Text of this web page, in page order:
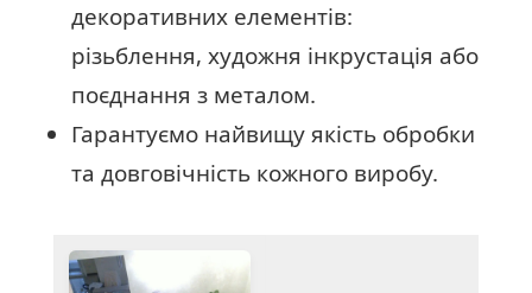
декоративних елементів:
різьблення, художня інкрустація або
поєднання з металом.
Гарантуємо найвищу якість обробки
та довговічність кожного виробу.